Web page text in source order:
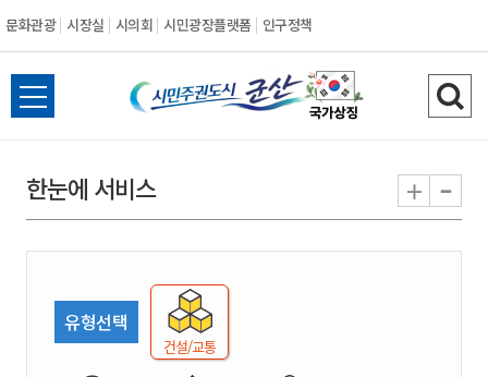
문화관광 시장실 시의회 시민광장플랫폼 인구정책
시
민
권
도
시
전
체
뉴
열
검
색
기
한눈에 서비스 + -
유형선택
건설/교통